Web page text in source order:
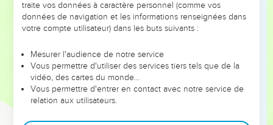
toutes les montagnes et toutes les îles furent enlevées de
leur place.
militaires, les riches et les puissants, tous les esclaves et tous
les hommes libres, allèrent se cacher au fond des cavernes
et parmi les rochers des montagnes.
Ils criaient aux montagnes et aux rochers : —Tombez sur
traite vos données à caractère personnel (comme vos
données de navigation et les informations renseignées dans
votre compte utilisateur) dans les buts suivants :
Mesurer l'audience de notre service
Vous permettre d'utiliser des services tiers tels que de la
vidéo, des cartes du monde…
Vous permettre d'entrer en contact avec notre service de
relation aux utilisateurs.